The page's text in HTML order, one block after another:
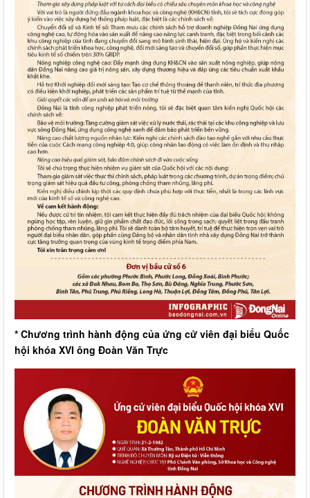
* Chương trình hành động của ứng cử viên đại biểu Quốc
hội khóa XVI ông Đoàn Văn Trực